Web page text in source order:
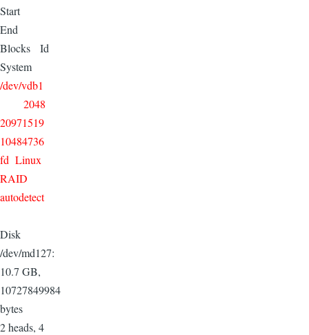
Start
End
Blocks Id
System
/dev/vdb1
2048
20971519
10484736
fd Linux
RAID
autodetect
Disk
/dev/md127:
10.7 GB,
10727849984
bytes
2 heads, 4